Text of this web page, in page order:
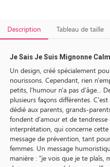
Description Tableau de taille
Je Sais Je Suis Mignonne
Un design, créé spécialement
nourissons. Cependant, rien
petits, l'humour n'a pas d'âge...
plusieurs façons différentes.
dédié aux parents, grands-
fondent d'amour et de
interprétation, qui concerne
message de prévention, tant
femmes. Un message
manière : "je vois que je te plaîs,